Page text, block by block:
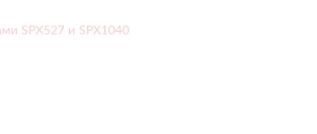
SPX527 и SPX1040